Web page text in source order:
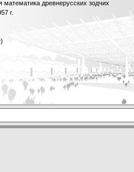
древнерусских зодчих
г.